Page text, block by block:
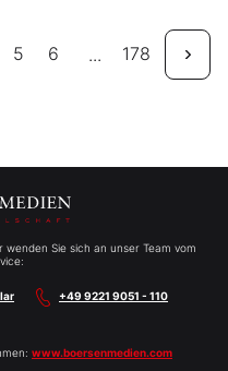
5 6 ... 178
Sie sich an unser Team vom
+49 9221 9051 - 110
www.boersenmedien.com